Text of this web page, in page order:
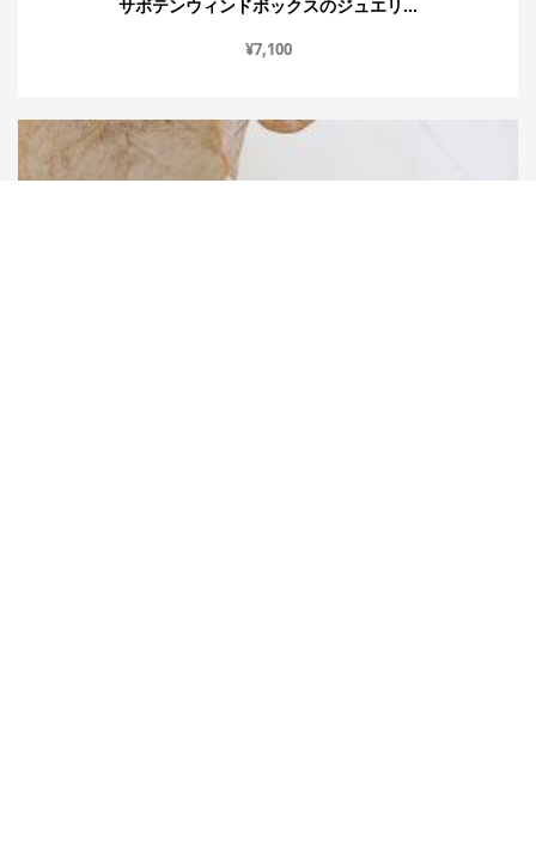
サボテンウィンドボックスのジュエリ...
¥7,100